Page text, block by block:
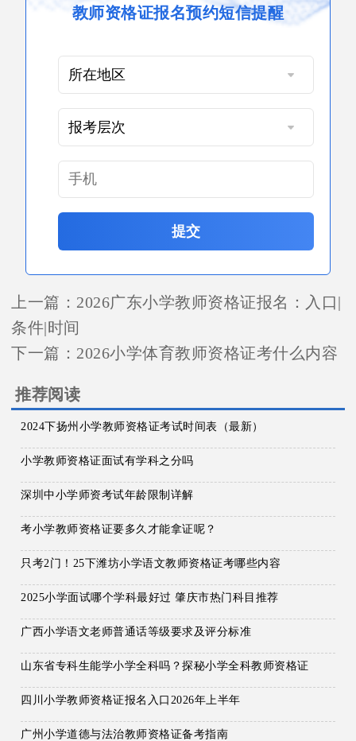
教师资格证报名预约短信提醒
提交
上一篇： 2026广东小学教师资格证报名：入口|
条件|时间
下一篇： 2026小学体育教师资格证考什么内容
推荐阅读
2024下扬州小学教师资格证考试时间表（最新）
小学教师资格证面试有学科之分吗
深圳中小学师资考试年龄限制详解
考小学教师资格证要多久才能拿证呢？
只考2门！25下潍坊小学语文教师资格证考哪些内容
2025小学面试哪个学科最好过 肇庆市热门科目推荐
广西小学语文老师普通话等级要求及评分标准
山东省专科生能学小学全科吗？探秘小学全科教师资格证
四川小学教师资格证报名入口2026年上半年
广州小学道德与法治教师资格证备考指南